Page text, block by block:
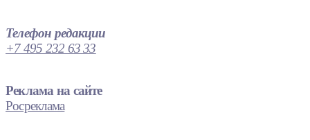
Телефон редакции
+7 495 232 63 33
Реклама на сайте
Росреклама